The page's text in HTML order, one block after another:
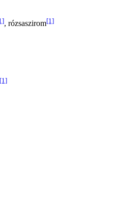
, rózsaszirom[1]
[1]